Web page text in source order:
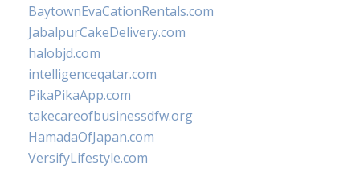
BaytownEvaCationRentals.com
JabalpurCakeDelivery.com
halobjd.com
intelligenceqatar.com
PikaPikaApp.com
takecareofbusinessdfw.org
HamadaOfJapan.com
VersifyLifestyle.com